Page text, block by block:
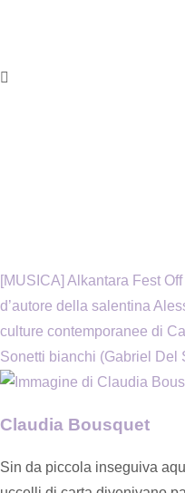
[MUSICA] Alkantara Fest
d’autore della salentina
culture contemporanee di
Sonetti bianchi (Gabriel Del
Claudia Bousquet
Sin da piccola inseguiva